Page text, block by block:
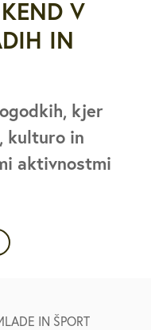
V
IN
kjer
kulturo in
aktivnostmi
IN ŠPORT